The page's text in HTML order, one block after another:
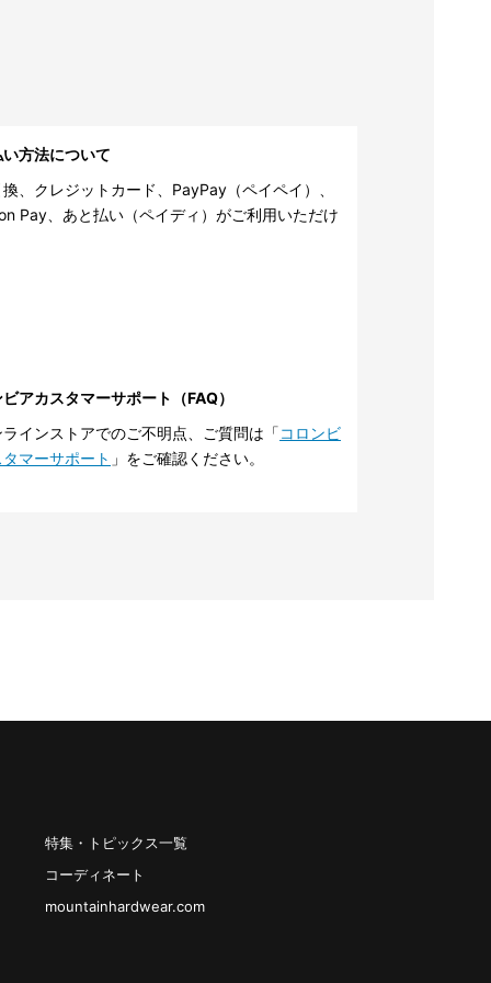
方法について
、クレジットカード、PayPay（ペイペイ）、
Pay、あと払い（ペイディ）がご利用いただけ
アカスタマーサポート（FAQ）
インストアでのご不明点、ご質問は「コロンビ
マーサポート 」をご確認ください。
特集・トピックス一覧
コーディネート
mountainhardwear.com